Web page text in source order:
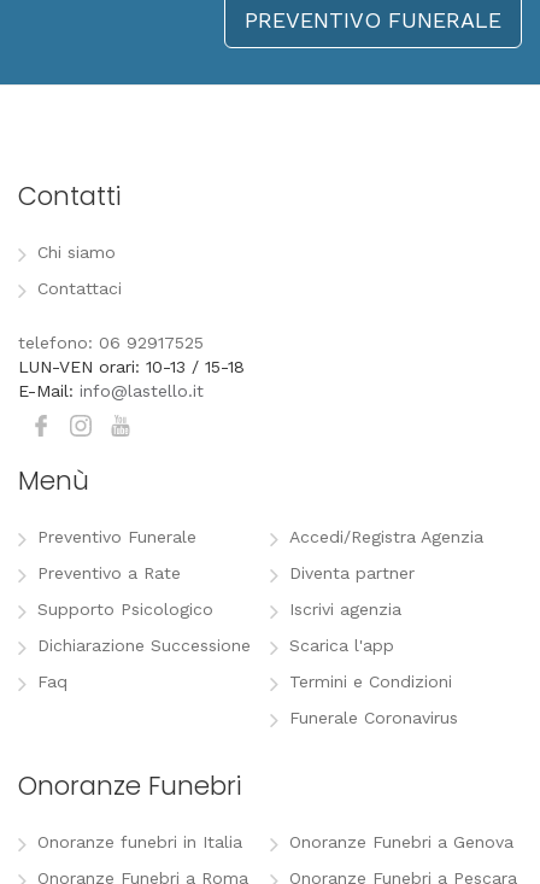
PREVENTIVO FUNERALE
Contatti
Chi siamo
Contattaci
telefono: 06 92917525
LUN-VEN orari: 10-13 / 15-18
E-Mail: info@lastello.it
Menù
Preventivo Funerale
Preventivo a Rate
Supporto Psicologico
Dichiarazione Successione
Faq
Accedi/Registra Agenzia
Diventa partner
Iscrivi agenzia
Scarica l'app
Termini e Condizioni
Funerale Coronavirus
Onoranze Funebri
Onoranze funebri in Italia
Onoranze Funebri a Roma
Onoranze Funebri a Genova
Onoranze Funebri a Pescara